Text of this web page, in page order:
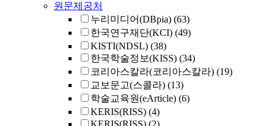
원문제공처
누리미디어(DBpia) (63)
한국연구재단(KCI) (49)
KISTI(NDSL) (38)
한국학술정보(KISS) (34)
코리아스칼라(코리아스칼라) (19)
교보문고(스콜라) (13)
학술교육원(eArticle) (6)
KERIS(RISS) (4)
KERIS(RISS) (2)